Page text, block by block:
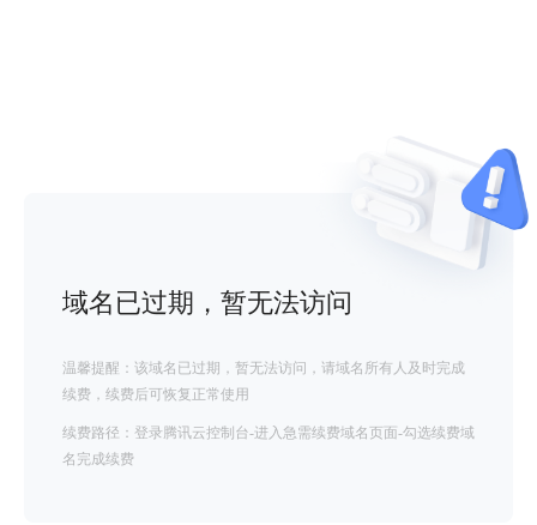
域名已过期，暂无法访问
温馨提醒：该域名已过期，暂无法访问，请域名所有人及时完成
续费，续费后可恢复正常使用
续费路径：登录腾讯云控制台-进入急需续费域名页面-勾选续费域
名完成续费